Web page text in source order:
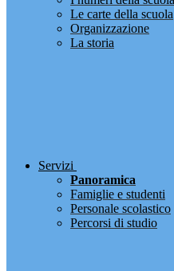
Le carte della scuola
Organizzazione
La storia
Servizi
Panoramica
Famiglie e studenti
Personale scolastico
Percorsi di studio